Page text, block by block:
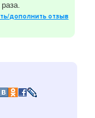
дополнить отзыв